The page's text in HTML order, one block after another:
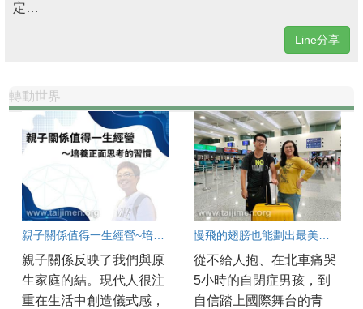
定…
Line分享
轉動世界
親子關係值得一生經營~培養...
親子關係反映了我們與原
生家庭的結。現代人很注
重在生活中創造儀式感，
慢飛的翅膀也能劃出最美的弧線
從不給人抱、在北車痛哭
5小時的自閉症男孩，到
自信踏上國際舞台的青